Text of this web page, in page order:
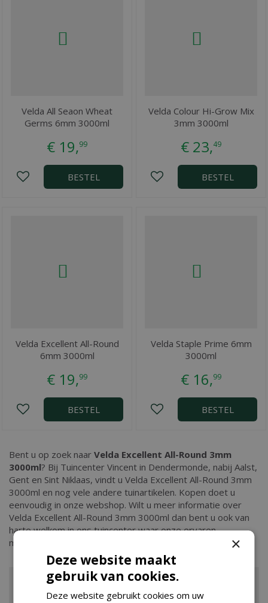
Velda All Seaon Wheat
Germs 6mm 3000ml
€ 19,99
BESTEL
Velda Colour Hi-Grow Mix
3mm 3000ml
€ 23,49
BESTEL
Velda Excellent All-Round
6mm 3000ml
€ 19,99
BESTEL
Velda Staple Prime 6mm
3000ml
€ 16,99
BESTEL
Bent u op zoek naar Velda Excellent All-Round 3mm
3000ml? Bij Tuincenter Vincent in Dendermonde, nabij Aalst,
Gent en Sint Niklaas, vindt u Velda Excellent All-Round 3mm
3000ml en nog vele andere tuinartikelen. Kopen doet u
eenvoudig in onze webshop. Wilt u meer informatie over
Velda Excellent All-Round 3mm 3000ml dan bent u ook van
harte welkom in ons tuincenter waar onze ervaren
medewerkers u kunnen adviseren. Graag tot ziens!
×
Deze website maakt
gebruik van cookies.
Deze website gebruikt cookies om uw